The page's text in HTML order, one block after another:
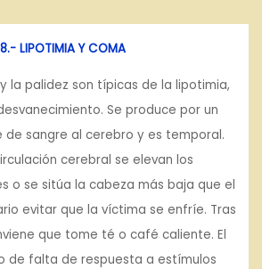
8.- LIPOTIMIA Y COMA
la palidez son típicas de la lipotimia,
Se produce por un
sangre al cerebro y es temporal.
cerebral se elevan los
o se sitúa la cabeza más baja que el
evitar que la víctima se enfríe. Tras
que tome té o café caliente. El
de falta de respuesta a estímulos